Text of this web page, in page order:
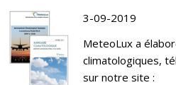
3-09-2019
MeteoLux a
climatologiques,
sur notre site :